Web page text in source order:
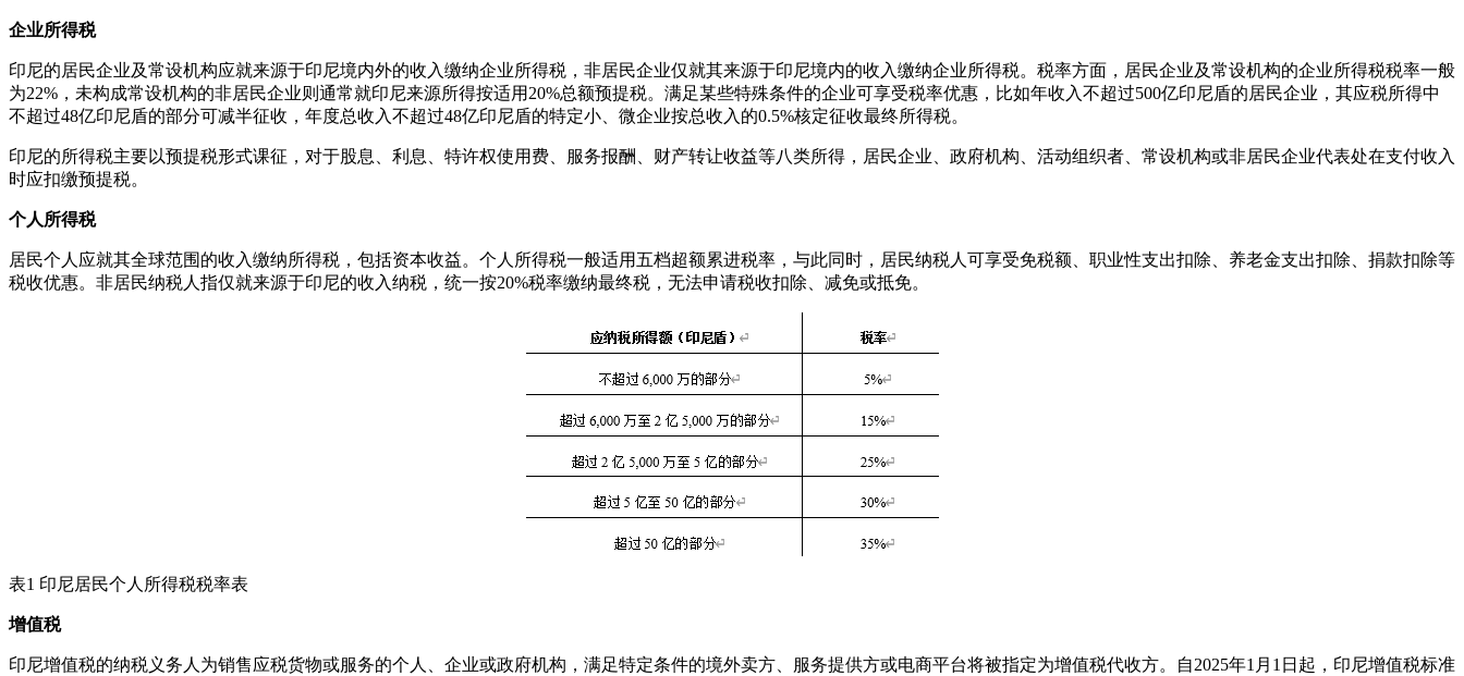
企业所得税
印尼的居民企业及常设机构应就来源于印尼境内外的收入缴纳企业所得税，非居民企业仅就其来源于印尼境内的收入缴纳企业所得税。税率方面，居民企业及常设机构的企业所得税税率一般
为22%，未构成常设机构的非居民企业则通常就印尼来源所得按适用20%总额预提税。满足某些特殊条件的企业可享受税率优惠，比如年收入不超过500亿印尼盾的居民企业，其应税所得中
不超过48亿印尼盾的部分可减半征收，年度总收入不超过48亿印尼盾的特定小、微企业按总收入的0.5%核定征收最终所得税。
印尼的所得税主要以预提税形式课征，对于股息、利息、特许权使用费、服务报酬、财产转让收益等八类所得，居民企业、政府机构、活动组织者、常设机构或非居民企业代表处在支付收入
时应扣缴预提税。
个人所得税
居民个人应就其全球范围的收入缴纳所得税，包括资本收益。个人所得税一般适用五档超额累进税率，与此同时，居民纳税人可享受免税额、职业性支出扣除、养老金支出扣除、捐款扣除等
税收优惠。非居民纳税人指仅就来源于印尼的收入纳税，统一按20%税率缴纳最终税，无法申请税收扣除、减免或抵免。
表1 印尼居民个人所得税税率表
增值税
印尼增值税的纳税义务人为销售应税货物或服务的个人、企业或政府机构，满足特定条件的境外卖方、服务提供方或电商平台将被指定为增值税代收方。自2025年1月1日起，印尼增值税标准